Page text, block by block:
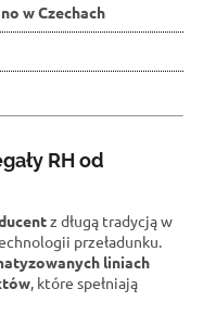
w Czechach
RH od
z długą tradycją w
przeładunku.
liniach
, które spełniają